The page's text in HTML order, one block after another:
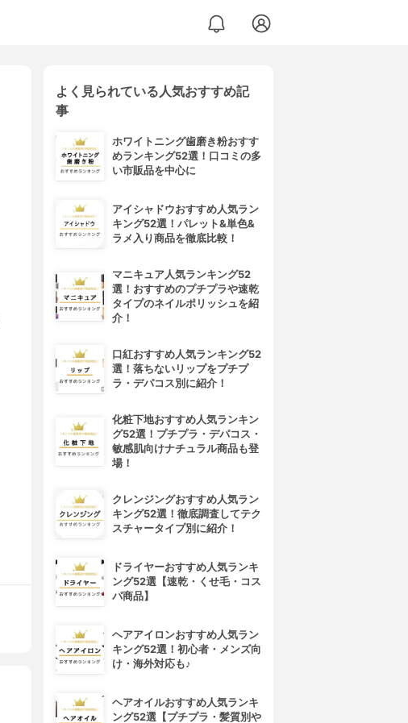
よく見られている人気おすすめ記
事
ホワイトニング歯磨き粉おすす
めランキング52選！口コミの多
い市販品を中心に
アイシャドウおすすめ人気ラン
キング52選！パレット&単色&
ラメ入り商品を徹底比較！
マニキュア人気ランキング52
選！おすすめのプチプラや速乾
タイプのネイルポリッシュを紹
介！
口紅おすすめ人気ランキング52
選！落ちないリップをプチプ
ラ・デパコス別に紹介！
化粧下地おすすめ人気ランキン
グ52選！プチプラ・デパコス・
敏感肌向けナチュラル商品も登
場！
クレンジングおすすめ人気ラン
キング52選！徹底調査してテク
スチャータイプ別に紹介！
ドライヤーおすすめ人気ランキ
ング52選【速乾・くせ毛・コス
パ商品】
ヘアアイロンおすすめ人気ラン
キング52選！初心者・メンズ向
け・海外対応も♪
ヘアオイルおすすめ人気ランキ
ング52選【プチプラ・髪質別や